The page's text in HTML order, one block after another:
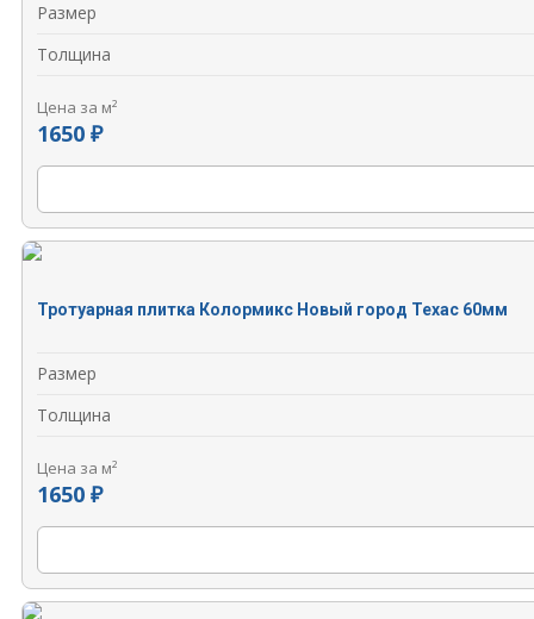
Размер
Толщина
Цена за м²
1650 ₽
Тротуарная плитка Колормикс Новый город Техас 60мм
Размер
Толщина
Цена за м²
1650 ₽